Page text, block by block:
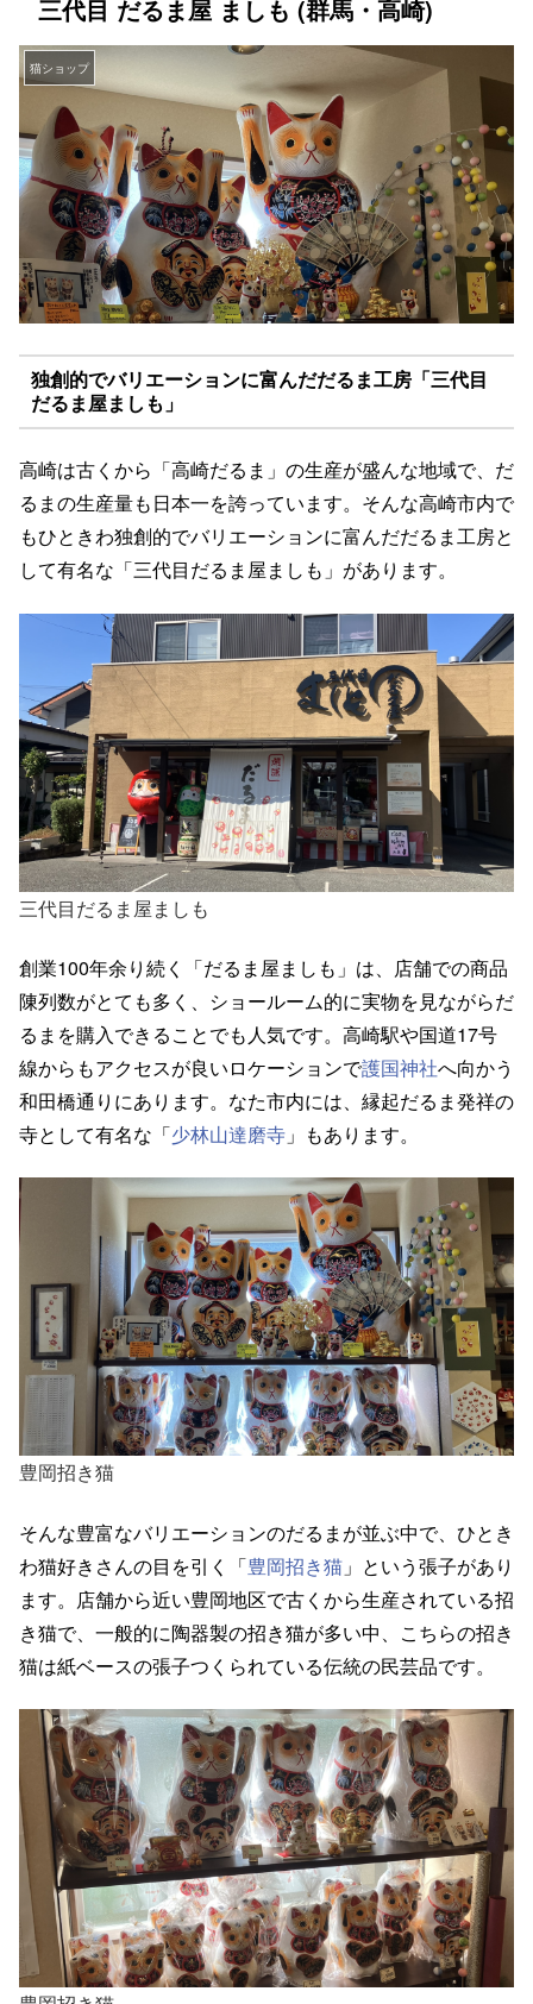
三代目 だるま屋 ましも (群馬・高崎)
猫ショップ
独創的でバリエーションに富んだだるま工房「三代目
だるま屋ましも」
高崎は古くから「高崎だるま」の生産が盛んな地域で、だ
るまの生産量も日本一を誇っています。そんな高崎市内で
もひときわ独創的でバリエーションに富んだだるま工房と
して有名な「三代目だるま屋ましも」があります。
三代目だるま屋ましも
創業100年余り続く「だるま屋ましも」は、店舗での商品
陳列数がとても多く、ショールーム的に実物を見ながらだ
るまを購入できることでも人気です。高崎駅や国道17号
線からもアクセスが良いロケーションで護国神社へ向かう
和田橋通りにあります。なた市内には、縁起だるま発祥の
寺として有名な「少林山達磨寺 」もあります。
豊岡招き猫
そんな豊富なバリエーションのだるまが並ぶ中で、ひとき
わ猫好きさんの目を引く「豊岡招き猫 」という張子があり
ます。店舗から近い豊岡地区で古くから生産されている招
き猫で、一般的に陶器製の招き猫が多い中、こちらの招き
猫は紙ベースの張子つくられている伝統の民芸品です。